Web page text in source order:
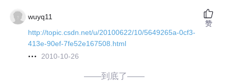
wuyq11
http://topic.csdn.net/u/20100622/10/5649265a-0cf3-
413e-90ef-7fe52e167508.html
2010-10-26
赞
——到底了——